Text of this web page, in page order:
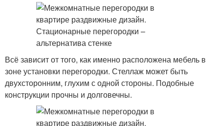
Всё зависит от того, как именно расположена мебель в
зоне установки перегородки. Стеллаж может быть
двухсторонним, глухим с одной стороны. Подобные
конструкции прочны и долговечны.